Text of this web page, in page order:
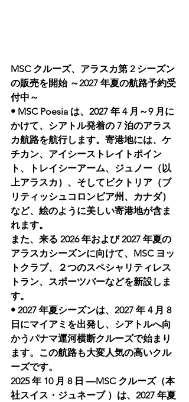
MSC クルーズ、アラスカ第 2 シーズン
の販売を開始 ～2027 年夏の航路予約受
付中～
• MSC Poesia は、2027 年 4 月～9 月に
かけて、シアトル発着の 7 泊のアラス
カ航路を航行します。寄港地には、ケ
チカン、アイシーストレイトポイン
ト、トレイシーアーム、ジュノー（以
上アラスカ）、そしてビクトリア（ブ
リティッシュコロンビア州、カナダ）
など、絵のように美しい寄港地が含ま
れます。
また、来る 2026 年および 2027 年夏の
アラスカシーズンに向けて、MSC ヨッ
トクラブ、２つのスペシャリティレス
トラン、スポーツバーなどを新設しま
す。
• 2027 年夏シーズンは、2027 年 4 月 8
日にマイアミを出発し、シアトルへ向
かうパナマ運河横断クルーズで始まり
ます。この航路も大変人気の高いクル
ーズです。
2025 年 10 月 8 日 ―MSC クルーズ（本
社スイス・ジュネーブ ）は、2027 年夏